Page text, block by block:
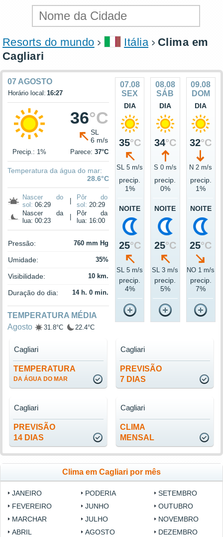
Resorts do mundo Itália
Clima em
Cagliari
07 AGOSTO
Horário local: 16:27
36°C
SL
6 m/s
Precip.: 1% Parece: 37°C
Temperatura da água do mar:
28.6°C
Nascer do
sol: 06:29
Pôr do
sol: 20:29
Nascer da
lua: 00:23
Pôr da
lua: 16:00
Pressão: 760 mm Hg
Umidade: 35%
Visibilidade: 10 km.
Duração do dia: 14 h. 0 min.
TEMPERATURA MÉDIA
Agosto
31.8°C 22.4°C
07.08
SEX
DIA
35°C
SL 5 m/s
precip.
1%
NOITE
25°C
SL 5 m/s
precip.
4%
08.08
SÁB
DIA
34°C
S 0 m/s
precip.
0%
NOITE
25°C
SL 3 m/s
precip.
5%
09.08
DOM
DIA
32°C
N 2 m/s
precip.
1%
NOITE
25°C
NO 1 m/s
precip.
7%
TEMPERATURA
DA ÁGUA DO MAR
Cagliari
PREVISÃO
7 DIAS
Cagliari
PREVISÃO
14 DIAS
Cagliari
CLIMA
MENSAL
Cagliari
Clima em Cagliari por mês
JANEIRO
FEVEREIRO
MARCHAR
ABRIL
PODERIA
JUNHO
JULHO
AGOSTO
SETEMBRO
OUTUBRO
NOVEMBRO
DEZEMBRO